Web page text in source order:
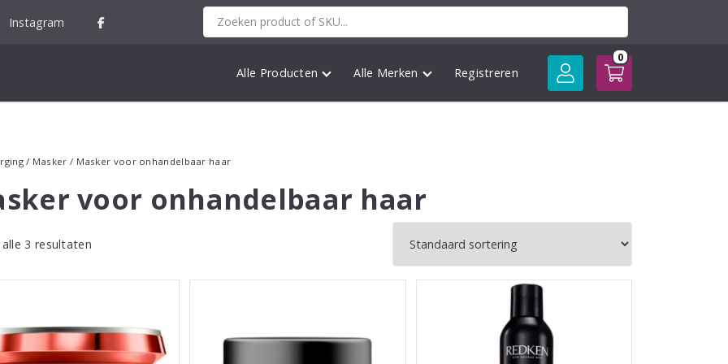
Instagram
Alle Producten Alle Merken Registreren
0
/ Masker / Masker voor onhandelbaar haar
voor onhandelbaar haar
3 resultaten